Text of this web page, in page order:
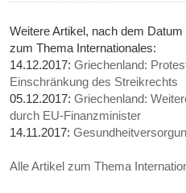
Weitere Artikel, nach dem
zum Thema Internationales:
14.12.2017:Griechenland:
Einschränkung des Streikrechts
05.12.2017:Griechenland:
durch EU-Finanzminister
14.11.2017:
Alle Artikel zum Thema